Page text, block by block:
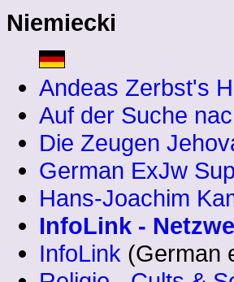
Niemiecki
Andeas Zerbst's
Auf der Suche
Die Zeugen
German ExJw
Hans-Joachim
InfoLink -
InfoLink (German